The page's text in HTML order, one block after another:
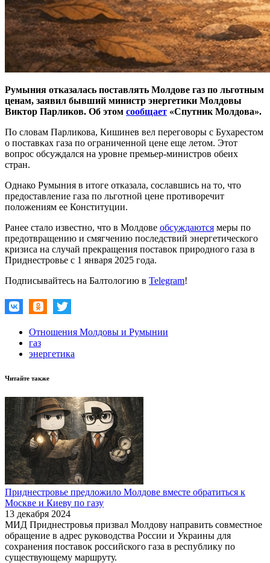
Румыния отказалась поставлять Молдове газ по льготным
ценам, заявил бывший министр энергетики Молдовы
Виктор Парликов. Об этом сообщает «Спутник Молдова».
По словам Парликова, Кишинев вел переговоры с Бухарестом
о поставках газа по ограниченной цене еще летом. Этот
вопрос обсуждался на уровне премьер-министров обеих
стран.
Однако Румыния в итоге отказала, сославшись на то, что
предоставление газа по льготной цене противоречит
положениям ее Конституции.
Ранее стало известно, что в Молдове обсуждаются меры по
предотвращению и смягчению последствий энергетического
кризиса на случай прекращения поставок природного газа в
Приднестровье с 1 января 2025 года.
Подписывайтесь на Балтологию в Telegram!
Отношения Молдовы и Румынии
газ
энергетика
Читайте также
Приднестровье предложило Молдове вместе обратиться к
Москве и Киеву по газу
13 декабря 2024
МИД Приднестровья призвал Молдову направить совместное
обращение в адрес руководства России и Украины для
сохранения поставок российского газа в республику по
существующему маршруту.